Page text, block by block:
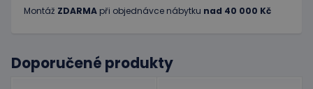
Montáž ZDARMA při objednávce nábytku nad 40 000 Kč
Doporučené produkty